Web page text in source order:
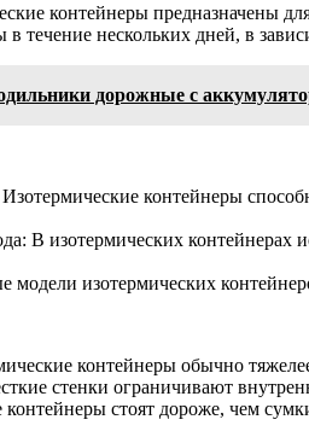
контейнеры предназначены
течение нескольких дней, в
дорожные с
контейнеры
В изотермических
модели изотермических
контейнеры обычно
стенки ограничивают
контейнеры стоят дороже, чем